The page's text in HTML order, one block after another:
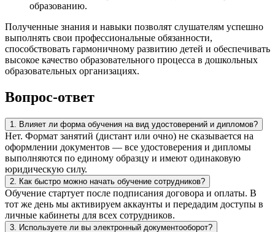
образованию.
Полученные знания и навыки позволят слушателям успешно
выполнять свои профессиональные обязанности,
способствовать гармоничному развитию детей и обеспечивать
высокое качество образовательного процесса в дошкольных
образовательных организациях.
Вопрос-ответ
1. Влияет ли форма обучения на вид удостоверений и дипломов?
Нет. Формат занятий (дистант или очно) не сказывается на
оформлении документов — все удостоверения и дипломы
выполняются по единому образцу и имеют одинаковую
юридическую силу.
2. Как быстро можно начать обучение сотрудников?
Обучение стартует после подписания договора и оплаты. В
тот же день мы активируем аккаунты и передадим доступы в
личные кабинеты для всех сотрудников.
3. Используете ли вы электронный документооборот?